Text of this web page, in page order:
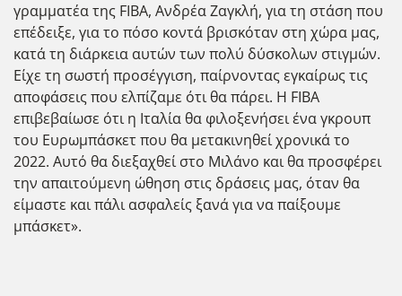
γραμματέα της FIBA, Ανδρέα Ζαγκλή, για τη στάση που
επέδειξε, για το πόσο κοντά βρισκόταν στη χώρα μας,
κατά τη διάρκεια αυτών των πολύ δύσκολων στιγμών.
Είχε τη σωστή προσέγγιση, παίρνοντας εγκαίρως τις
αποφάσεις που ελπίζαμε ότι θα πάρει. Η FIBA
επιβεβαίωσε ότι η Ιταλία θα φιλοξενήσει ένα γκρουπ
του Ευρωμπάσκετ που θα μετακινηθεί χρονικά το
2022. Αυτό θα διεξαχθεί στο Μιλάνο και θα προσφέρει
την απαιτούμενη ώθηση στις δράσεις μας, όταν θα
είμαστε και πάλι ασφαλείς ξανά για να παίξουμε
μπάσκετ».